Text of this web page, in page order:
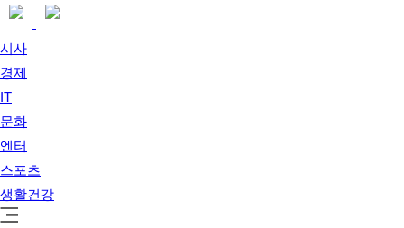
시사
경제
IT
문화
엔터
스포츠
생활건강